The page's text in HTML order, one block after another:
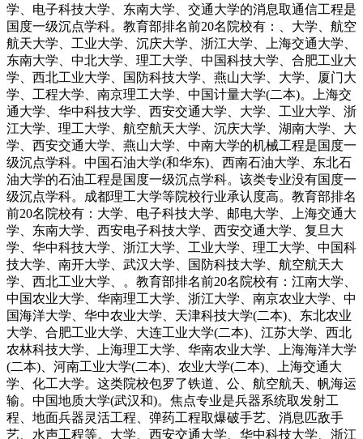
学、电子科技大学、东南大学、交通大学的消息取通信工程是
国度一级沉点学科。教育部排名前20名院校有：、大学、航空
航天大学、工业大学、沉庆大学、浙江大学、上海交通大学、
东南大学、中北大学、理工大学、中国科技大学、合肥工业大
学、西北工业大学、国防科技大学、燕山大学、大学、厦门大
学、工程大学、南京理工大学、中国计量大学(二本)。上海交
通大学、华中科技大学、西安交通大学、大学、工业大学、浙
江大学、理工大学、航空航天大学、沉庆大学、湖南大学、大
学、西安交通大学、燕山大学、中南大学的机械工程是国度一
级沉点学科。中国石油大学(和华东)、西南石油大学、东北石
油大学的石油工程是国度一级沉点学科。该类专业没有国度一
级沉点学科。成都理工大学等院校行业承认度高。教育部排名
前20名院校有：大学、电子科技大学、邮电大学、上海交通大
学、东南大学、西安电子科技大学、西安交通大学、复旦大
学、华中科技大学、浙江大学、工业大学、理工大学、中国科
技大学、南开大学、武汉大学、国防科技大学、航空航天大
学、西北工业大学、。教育部排名前20名院校有：江南大学、
中国农业大学、华南理工大学、浙江大学、南京农业大学、中
国海洋大学、华中农业大学、天津科技大学(二本)、东北农业
大学、合肥工业大学、大连工业大学(二本)、江苏大学、西北
农林科技大学、上海理工大学、华南农业大学、上海海洋大学
(二本)、河南工业大学(二本)、农业大学(二本)、上海交通大
学、化工大学。这类院校包罗了铁道、公、航空航天、帆海运
输。中国地质大学(武汉和)。焦点专业是兵器系统取发射工
程、地面兵器灵活工程、弹药工程取爆破手艺、消息匹敌手
艺、水声工程等。大学、西安交通大学、华中科技大学、浙江